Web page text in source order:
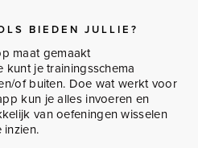
BIEDEN JULLIE?
maat gemaakt
kunt je trainingsschema
of buiten. Doe wat werkt voor
kun je alles invoeren en
van oefeningen wisselen